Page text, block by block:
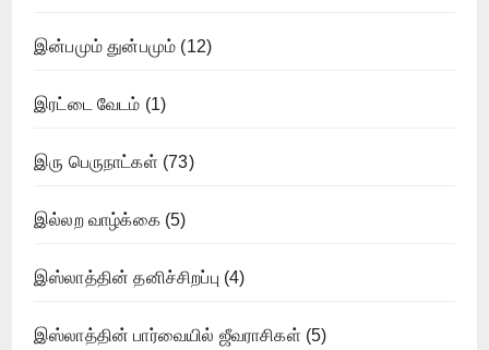
இன்பமும் துன்பமும் (12)
இரட்டை வேடம் (1)
இரு பெருநாட்கள் (73)
இல்லற வாழ்க்கை(5)
இஸ்லாத்தின் தனிச்சிறப்பு (4)
இஸ்லாத்தின் பார்வையில் ஜீவராசிகள் (5)